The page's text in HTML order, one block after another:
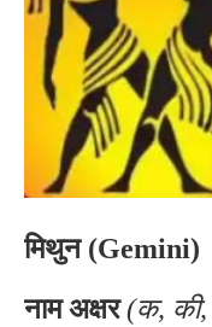
मिथुन (Gemini)
नाम अक्षर (क,